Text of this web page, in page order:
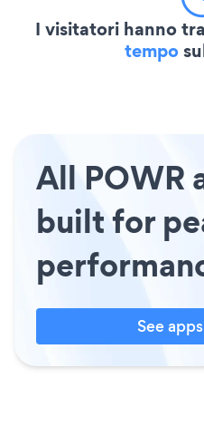
I visitatori hanno
tempo
All POWR
built for
See